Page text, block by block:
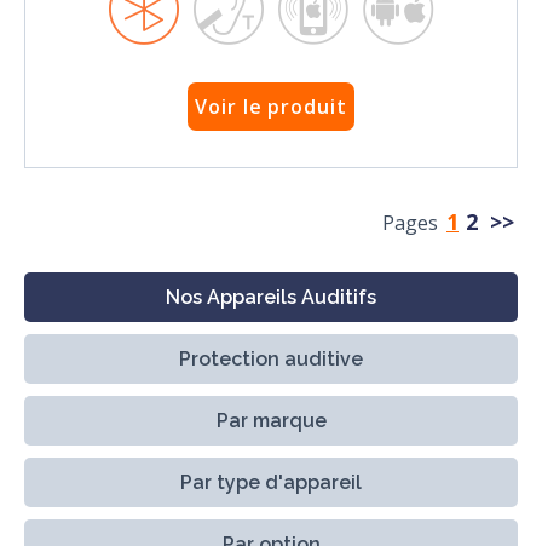
Voir le produit
Pages 1 2 >>
Nos Appareils Auditifs
Protection auditive
Par marque
Par type d'appareil